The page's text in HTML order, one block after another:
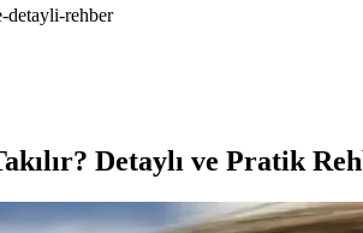
detayli-rehber
Detaylı ve Pratik